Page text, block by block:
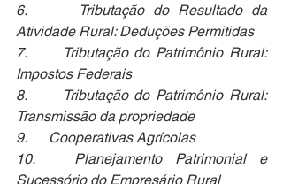
6.      Tributação do Resultado da
Atividade Rural: Deduções Permitidas
7.      Tributação do Patrimônio Rural:
Impostos Federais
8.      Tributação do Patrimônio Rural:
Transmissão da propriedade
9.      Cooperativas Agrícolas
10.   Planejamento Patrimonial e
Sucessório do Empresário Rural